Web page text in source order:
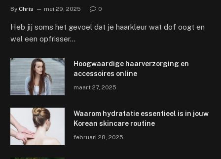
By Chris mei 29, 2025 0
Heb jij soms het gevoel dat je haarkleur wat dof oogt en
wel een opfrisser…
Hoogwaardige haarverzorging en
accessoires online
maart 27, 2025
Waarom hydratatie essentieel is in jouw
Korean skincare routine
februari 28, 2025